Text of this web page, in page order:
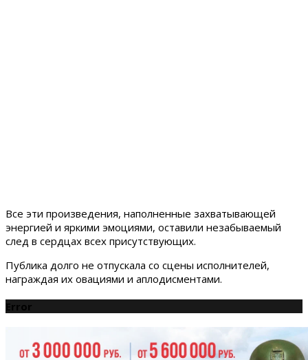
Все эти произведения, наполненные захватывающей
энергией и яркими эмоциями, оставили незабываемый
след в сердцах всех присутствующих.
Публика долго не отпускала со сцены исполнителей,
награждая их овациями и аплодисментами.
Error